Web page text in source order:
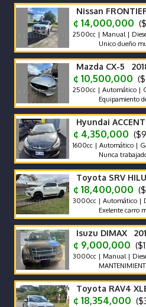
Nissan
¢ 14,000,000
2500cc | Manual |
Unico dueño muy
Mazda CX-5
¢ 10,500,000
2500cc | Automático |
Equipamiento de
Hyundai
¢ 4,350,000
1600cc | Automático |
Nunca trabajado en
Toyota SRV
¢ 18,400,000
3000cc | Automático |
Exelente carro muy
Isuzu DIMAX
¢ 9,000,000
3000cc | Manual |
MANTENIMIENTO
Toyota RAV4
¢ 18,354,000